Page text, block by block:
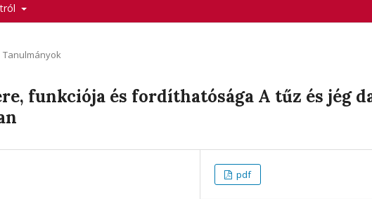
Tanulmányok
funkciója és fordíthatósága A tűz és jég
pdf